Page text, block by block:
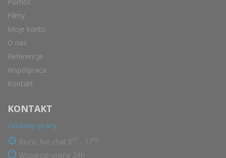
Filmy
Moje konto
O nas
Referencje
Współpraca
Kontakt
KONTAKT
Godziny pracy
Biuro, live chat 8 - 17
Wsparcie online 24h